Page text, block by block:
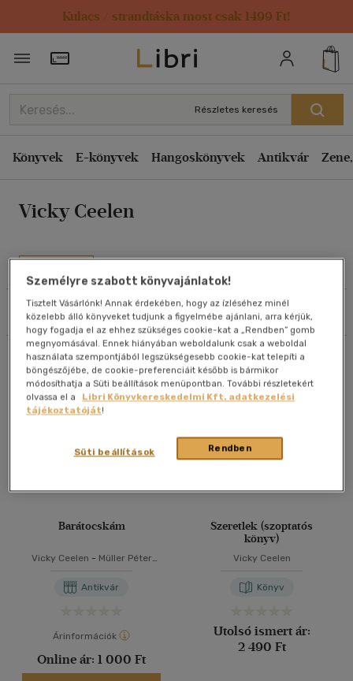
Kulacs / strandtáska most csak 1499 Ft!
Törzsvásárlói Kártya adatai
Részletes keresés
Könyvek E-könyvek Hangoskönyvek Antikvár
Vicky Ceelen
Művei
Szűrés Rendezés
Rendezés
Kiadás éve szerint csökkenő
Ár szerint csökkenő
Eladott darabszám szerint csökkenő
Cím szerint A-Z
Szerző szerint A-Z
Megjelenítés
20 db / oldal
40 db / oldal
Alkalmaz
Összesen4db
Barátocskám
Vicky Ceelen - Müller Péter
Antikvár
Árinformációk
Online ár: 1 000 Ft
Szeretlek (szoptatós
könyv)
Vicky Ceelen
Könyv
Utolsó ismert ár:
2 490 Ft
Személyre szabott könyvajánlatok!
Tisztelt Vásárlónk! Annak érdekében, hogy az ízléséhez minél
közelebb álló könyveket tudjunk a figyelmébe ajánlani, arra kérjük,
hogy fogadja el az ehhez szükséges cookie-kat a „Rendben” gomb
megnyomásával. Ennek hiányában weboldalunk csak a weboldal
használata szempontjából legszükségesebb cookie-kat telepíti a
böngészőjébe, de cookie-preferenciáit később is bármikor
módosíthatja a Süti beállítások menüpontban. További részletekért
olvassa el a
Libri Könyvkereskedelmi Kft. adatkezelési
tájékoztatóját!
Rendben
Süti beállítások